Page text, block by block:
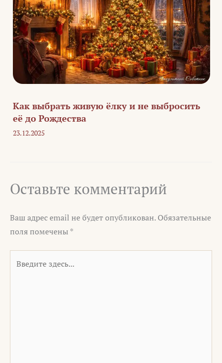
Как выбрать живую ёлку и не выбросить
её до Рождества
23.12.2025
Оставьте комментарий
Ваш адрес email не будет опубликован. Обязательные
поля помечены *
здесь...